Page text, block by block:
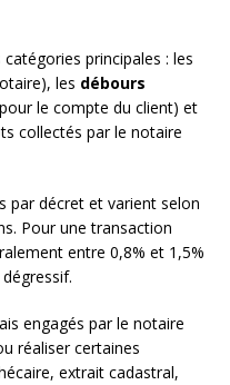
principales : les
les débours
le compte du client) et
collectés par le notaire
par décret et varient selon
Pour une transaction
entre 0,8% et 1,5%
engagés par le notaire
réaliser certaines
extrait cadastral,